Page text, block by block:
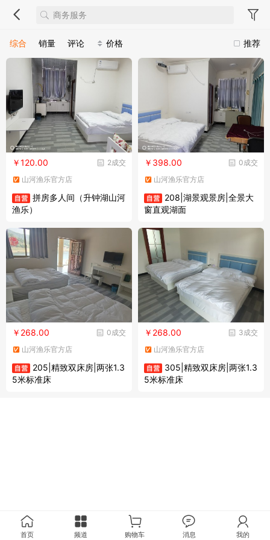
推荐
综合 销量 评论 价格
2成交
￥120.00
山河渔乐官方店
拼房多人间（升钟湖山河
渔乐）
0成交
￥398.00
山河渔乐官方店
208|湖景观景房|全景大
窗直观湖面
0成交
￥268.00
山河渔乐官方店
205|精致双床房|两张1.3
5米标准床
3成交
￥268.00
山河渔乐官方店
305|精致双床房|两张1.3
5米标准床
首页 频道 购物车 消息 我的